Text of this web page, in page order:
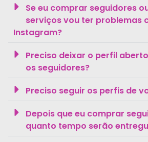
Se eu comprar seguidores
serviços vou ter problemas
Instagram?
Preciso deixar o perfil
os seguidores?
Preciso seguir os perfis de
Depois que eu comprar
quanto tempo serão